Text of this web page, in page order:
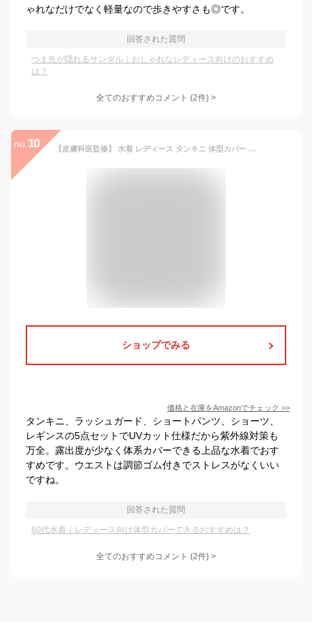
ゃれなだけでなく軽量なので歩きやすさも◎です。
回答された質問
つま先が隠れるサンダル｜おしゃれなレディース向けのおすすめ
は？
全てのおすすめコメント (2件) >
no. 10 【皮膚科医監修】 水着 レディース タンキニ 体型カバー フィットネス ラッシュガード 5点セット UPF50+ UVカット率100% (JP, アルファベット, M, ブラック×エレガントリーフ)
ショップでみる
価格と在庫をAmazonでチェック >>
タンキニ、ラッシュガード、ショートパンツ、ショーツ、
レギンスの5点セットでUVカット仕様だから紫外線対策も
万全。露出度が少なく体系カバーできる上品な水着でおす
すめです。ウエストは調節ゴム付きでストレスがなくいい
ですね。
回答された質問
60代水着｜レディース向け体型カバーできるおすすめは？
全てのおすすめコメント (2件) >